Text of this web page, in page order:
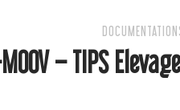
– TIPS